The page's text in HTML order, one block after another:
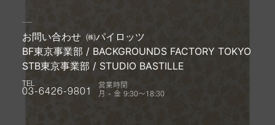
お問い合わせ ㈱パイロッツ
BF東京事業部 / BACKGROUNDS FACTORY TOKYO
STB東京事業部 / STUDIO BASTILLE
TEL
03-6426-9801
営業時間
月 - 金 9:30〜18:30